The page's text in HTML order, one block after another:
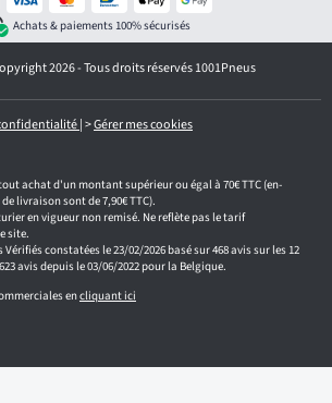
Achats & paiements 100% sécurisés
2026 - Tous droits réservés 1001Pneus
|>Gérer mes cookies
achat d'un montant supérieur ou égal à 70€ TTC (en-
livraison sont de 7,90€ TTC).
en vigueur non remisé. Ne reflète pas le tarif
site.
constatées le 23/02/2026 basé sur 468 avis sur les 12
avis depuis le 03/06/2022 pour la Belgique.
encliquant ici